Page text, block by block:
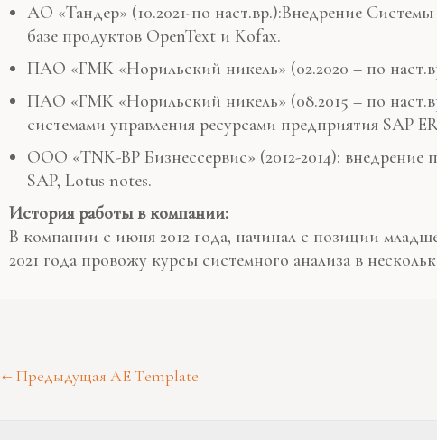
АО «Тандер» (10.2021-по наст.вр.):Внедрение
базе продуктов OpenText и Kofax.
ПАО «ГМК «Норильский никель» (02.2020 – по
ПАО «ГМК «Норильский никель» (08.2015 – по
системами управления ресурсами предприятия SAP
ООО «TNK-BP Бизнессервис» (2012-2014):
SAP, Lotus notes.
История работы в компании:
В компании с июня 2012 года, начинал с позиции
2021 года провожу курсы системного анализа в
← Предыдущая AE Template